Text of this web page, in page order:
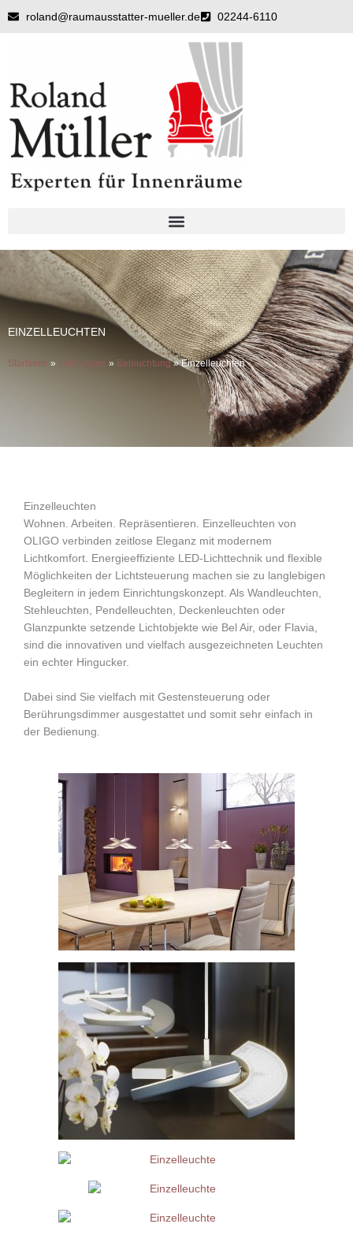
Inhalt
roland@raumausstatter-mueller.de 02244-6110
EINZELLEUCHTEN
Startseite » Leistungen » Beleuchtung»Einzelleuchten
Einzelleuchten
Wohnen. Arbeiten. Repräsentieren. Einzelleuchten von
OLIGO verbinden zeitlose Eleganz mit modernem
Lichtkomfort. Energieeffiziente LED-Lichttechnik und flexible
Möglichkeiten der Lichtsteuerung machen sie zu langlebigen
Begleitern in jedem Einrichtungskonzept. Als Wandleuchten,
Stehleuchten, Pendelleuchten, Deckenleuchten oder
Glanzpunkte setzende Lichtobjekte wie Bel Air, oder Flavia,
sind die innovativen und vielfach ausgezeichneten Leuchten
ein echter Hingucker.
Dabei sind Sie vielfach mit Gestensteuerung oder
Berührungsdimmer ausgestattet und somit sehr einfach in
der Bedienung.